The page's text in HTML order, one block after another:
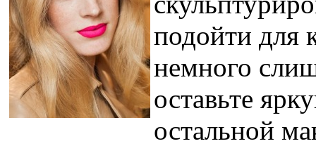
подойти для
немного
оставьте
остальной